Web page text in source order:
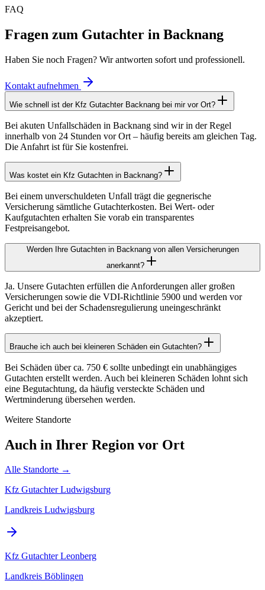
FAQ
Fragen zum Gutachter in Backnang
Haben Sie noch Fragen? Wir antworten sofort und professionell.
Kontakt aufnehmen
Wie schnell ist der Kfz Gutachter Backnang bei mir vor Ort?
Bei akuten Unfallschäden in Backnang sind wir in der Regel
innerhalb von 24 Stunden vor Ort – häufig bereits am gleichen Tag.
Die Anfahrt ist für Sie kostenfrei.
Was kostet ein Kfz Gutachten in Backnang?
Bei einem unverschuldeten Unfall trägt die gegnerische
Versicherung sämtliche Gutachterkosten. Bei Wert- oder
Kaufgutachten erhalten Sie vorab ein transparentes
Festpreisangebot.
Werden Ihre Gutachten in Backnang von allen Versicherungen
anerkannt?
Ja. Unsere Gutachten erfüllen die Anforderungen aller großen
Versicherungen sowie die VDI-Richtlinie 5900 und werden vor
Gericht und bei der Schadensregulierung uneingeschränkt
akzeptiert.
Brauche ich auch bei kleineren Schäden ein Gutachten?
Bei Schäden über ca. 750 € sollte unbedingt ein unabhängiges
Gutachten erstellt werden. Auch bei kleineren Schäden lohnt sich
eine Begutachtung, da häufig versteckte Schäden und
Wertminderung übersehen werden.
Weitere Standorte
Auch in Ihrer Region vor Ort
Alle Standorte →
Kfz GutachterLudwigsburg
Landkreis Ludwigsburg
Kfz GutachterLeonberg
Landkreis Böblingen